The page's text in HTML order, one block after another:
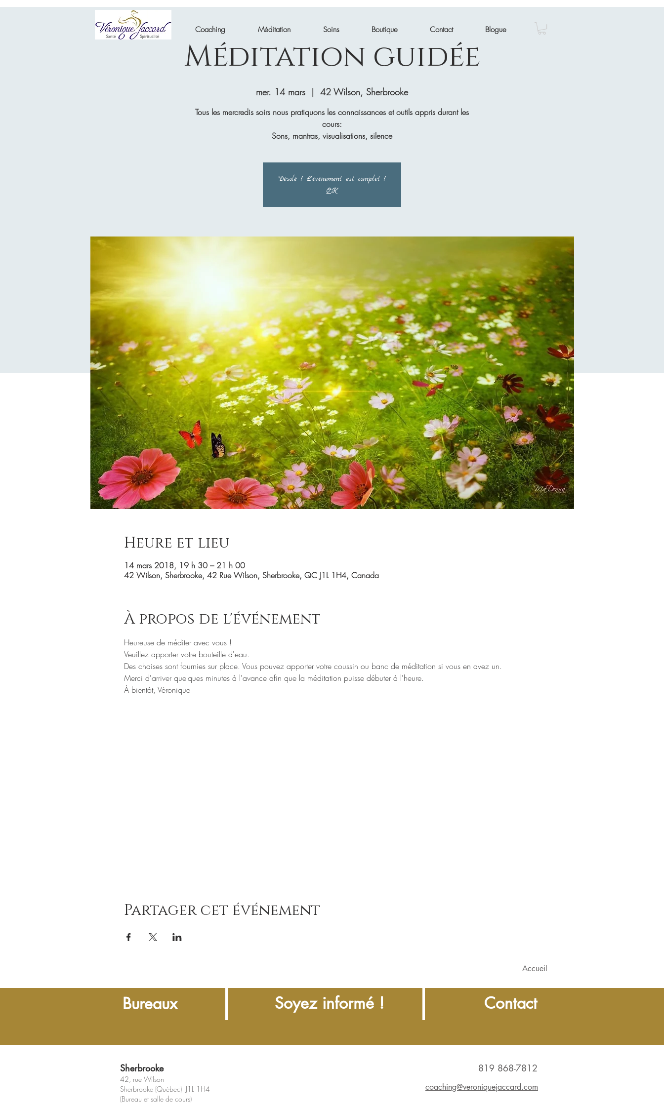
Coaching Méditation Soins Boutique Contact Blogue
Méditation guidée
mer. 14 mars
  |
42 Wilson, Sherbrooke
Tous les mercredis soirs nous pratiquons les connaissances et outils appris durant les
cours:
Sons, mantras, visualisations, silence
Désolé ! L'événement est complet !
OK
Heure et lieu
14 mars 2018, 19 h 30 – 21 h 00
42 Wilson, Sherbrooke, 42 Rue Wilson, Sherbrooke, QC J1L 1H4, Canada
À propos de l'événement
À bientôt, Véronique
Partager cet événement
Accueil
Bureaux Soyez informé ! Contact
Sherbrooke
42, rue Wilson
Sherbrooke (Québec) J1L 1H4
(Bureau et salle de cours)
819 868-7812
coaching@veroniquejaccard.com